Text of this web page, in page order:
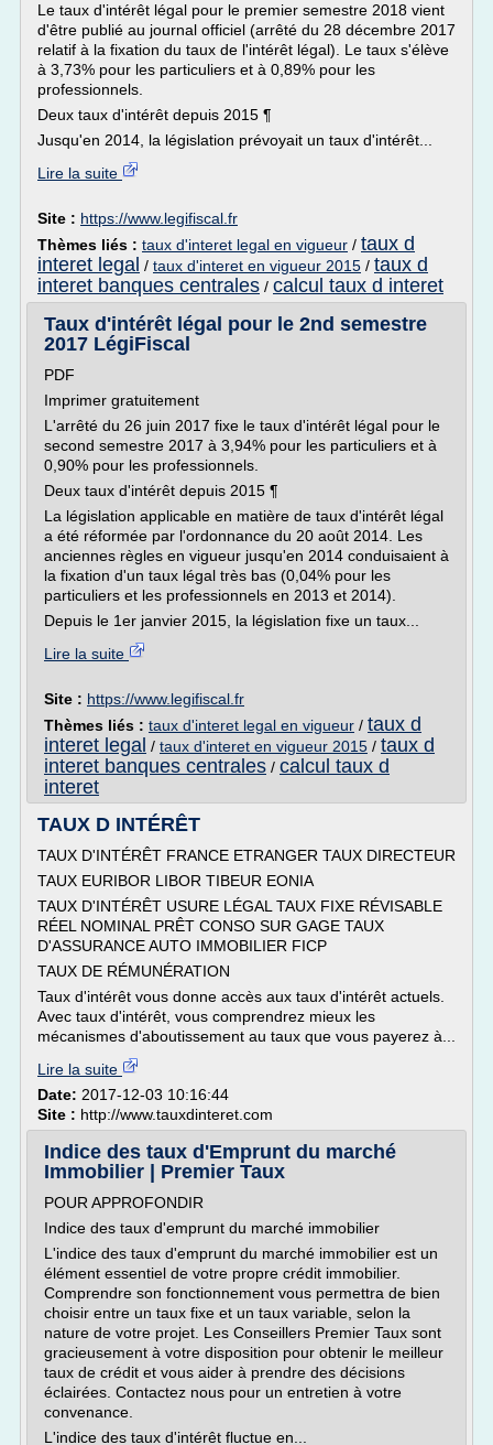
Le taux d'intérêt légal pour le premier semestre 2018 vient
d'être publié au journal officiel (arrêté du 28 décembre 2017
relatif à la fixation du taux de l'intérêt légal). Le taux s'élève
à 3,73% pour les particuliers et à 0,89% pour les
professionnels.
Deux taux d'intérêt depuis 2015 ¶
Jusqu'en 2014, la législation prévoyait un taux d'intérêt...
Lire la suite
Site : https://www.legifiscal.fr
Thèmes liés : taux d'interet legal en vigueur / taux d
interet legal / taux d'interet en vigueur 2015 / taux d
interet banques centrales / calcul taux d interet
Taux d'intérêt légal pour le 2nd semestre
2017 LégiFiscal
PDF
Imprimer gratuitement
L'arrêté du 26 juin 2017 fixe le taux d'intérêt légal pour le
second semestre 2017 à 3,94% pour les particuliers et à
0,90% pour les professionnels.
Deux taux d'intérêt depuis 2015 ¶
La législation applicable en matière de taux d'intérêt légal
a été réformée par l'ordonnance du 20 août 2014. Les
anciennes règles en vigueur jusqu'en 2014 conduisaient à
la fixation d'un taux légal très bas (0,04% pour les
particuliers et les professionnels en 2013 et 2014).
Depuis le 1er janvier 2015, la législation fixe un taux...
Lire la suite
Site : https://www.legifiscal.fr
Thèmes liés : taux d'interet legal en vigueur / taux d
interet legal / taux d'interet en vigueur 2015 / taux d
interet banques centrales / calcul taux d
interet
TAUX D INTÉRÊT
TAUX D'INTÉRÊT FRANCE ETRANGER TAUX DIRECTEUR
TAUX EURIBOR LIBOR TIBEUR EONIA
TAUX D'INTÉRÊT USURE LÉGAL TAUX FIXE RÉVISABLE
RÉEL NOMINAL PRÊT CONSO SUR GAGE TAUX
D'ASSURANCE AUTO IMMOBILIER FICP
TAUX DE RÉMUNÉRATION
Taux d'intérêt vous donne accès aux taux d'intérêt actuels.
Avec taux d'intérêt, vous comprendrez mieux les
mécanismes d'aboutissement au taux que vous payerez à...
Lire la suite
Date: 2017-12-03 10:16:44
Site : http://www.tauxdinteret.com
Indice des taux d'Emprunt du marché
Immobilier | Premier Taux
POUR APPROFONDIR
Indice des taux d'emprunt du marché immobilier
L'indice des taux d'emprunt du marché immobilier est un
élément essentiel de votre propre crédit immobilier.
Comprendre son fonctionnement vous permettra de bien
choisir entre un taux fixe et un taux variable, selon la
nature de votre projet. Les Conseillers Premier Taux sont
gracieusement à votre disposition pour obtenir le meilleur
taux de crédit et vous aider à prendre des décisions
éclairées. Contactez nous pour un entretien à votre
convenance.
L'indice des taux d'intérêt fluctue en...